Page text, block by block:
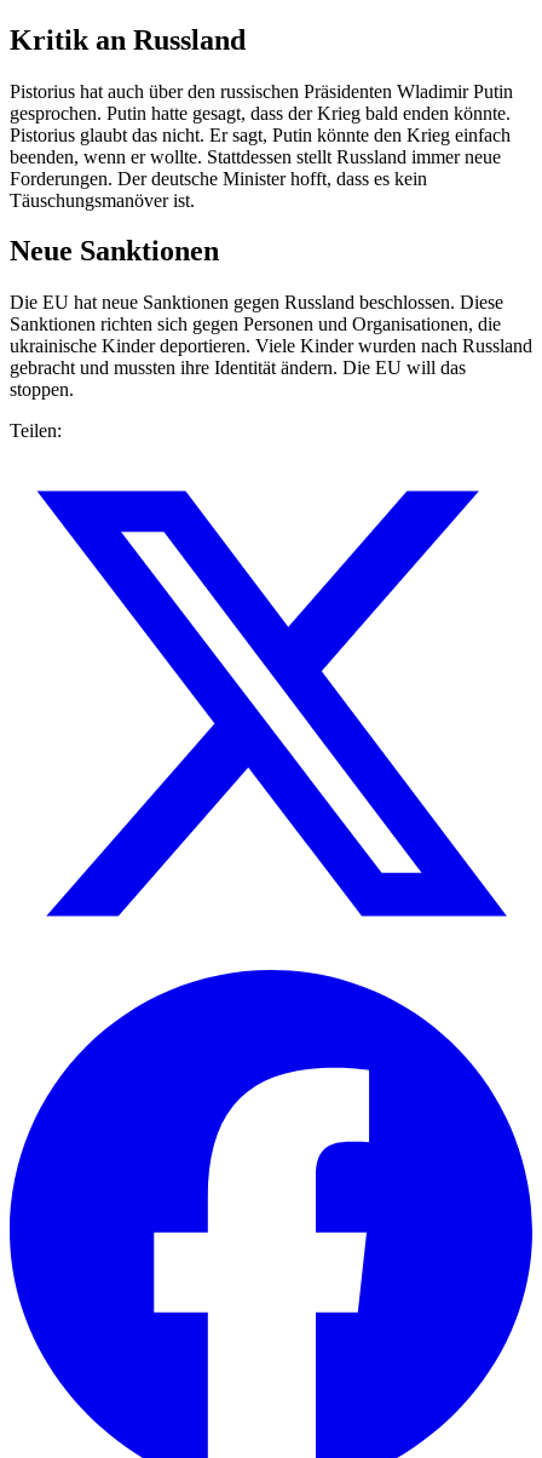
Kritik an Russland
Pistorius hat auch über den russischen Präsidenten Wladimir Putin
gesprochen. Putin hatte gesagt, dass der Krieg bald enden könnte.
Pistorius glaubt das nicht. Er sagt, Putin könnte den Krieg einfach
beenden, wenn er wollte. Stattdessen stellt Russland immer neue
Forderungen. Der deutsche Minister hofft, dass es kein
Täuschungsmanöver ist.
Neue Sanktionen
Die EU hat neue Sanktionen gegen Russland beschlossen. Diese
Sanktionen richten sich gegen Personen und Organisationen, die
ukrainische Kinder deportieren. Viele Kinder wurden nach Russland
gebracht und mussten ihre Identität ändern. Die EU will das
stoppen.
Teilen: